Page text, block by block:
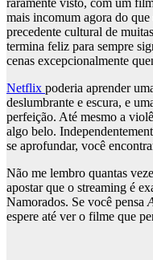
raramente visto, com um
mais incomum agora do
precedente cultural de
termina feliz para sempre
cenas excepcionalmente
Netflix poderia aprender
deslumbrante e escura, e
perfeição. Até mesmo a
algo belo.
se aprofundar, você
Não me lembro quantas
apostar que o streaming é
Namorados. Se você pensa
espere até ver o filme que